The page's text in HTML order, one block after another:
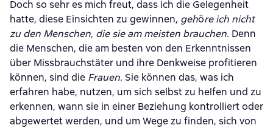
Doch so sehr es mich freut, dass ich die Gelegenheit
hatte, diese Einsichten zu gewinnen, gehöre ich nicht
zu den Menschen, die sie am meisten brauchen. Denn
die Menschen, die am besten von den Erkenntnissen
über Missbrauchstäter und ihre Denkweise profitieren
können, sind die Frauen. Sie können das, was ich
erfahren habe, nutzen, um sich selbst zu helfen und zu
erkennen, wann sie in einer Beziehung kontrolliert oder
abgewertet werden, und um Wege zu finden, sich von